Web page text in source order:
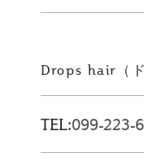
Drops hair（
TEL:099-223-